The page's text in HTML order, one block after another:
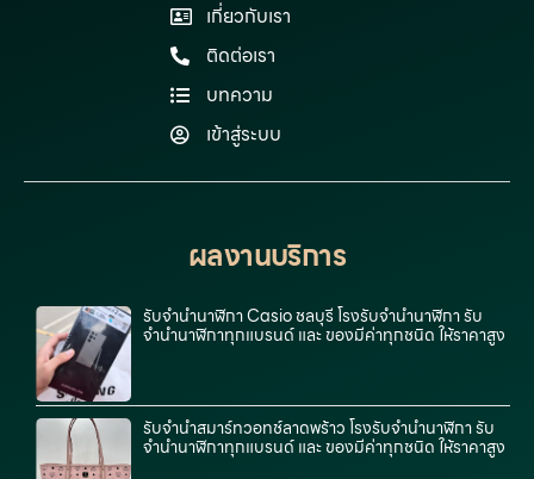
เกี่ยวกับเรา
ติดต่อเรา
บทความ
เข้าสู่ระบบ
ผลงานบริการ
รับจํานํานาฬิกา Casio ชลบุรี โรงรับจำนำนาฬิกา รับ
จำนำนาฬิกาทุกแบรนด์ และ ของมีค่าทุกชนิด ให้ราคาสูง
รับจำนำสมาร์ทวอทช์ลาดพร้าว โรงรับจำนำนาฬิกา รับ
จำนำนาฬิกาทุกแบรนด์ และ ของมีค่าทุกชนิด ให้ราคาสูง